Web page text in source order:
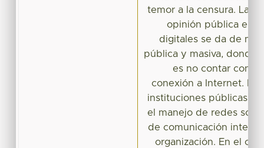
temor a la censura. La
opinión pública en
digitales se da de
pública y masiva, donde
es no contar con
conexión a Internet. En
instituciones públicas
el manejo de redes
de comunicación
organización. En el